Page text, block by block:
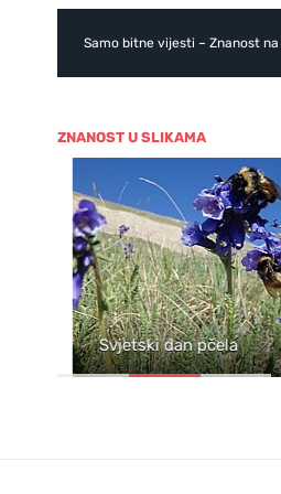
Samo bitne vijesti – Znanost na
ZNANOST U SLIKAMA
Svjetski dan pčela